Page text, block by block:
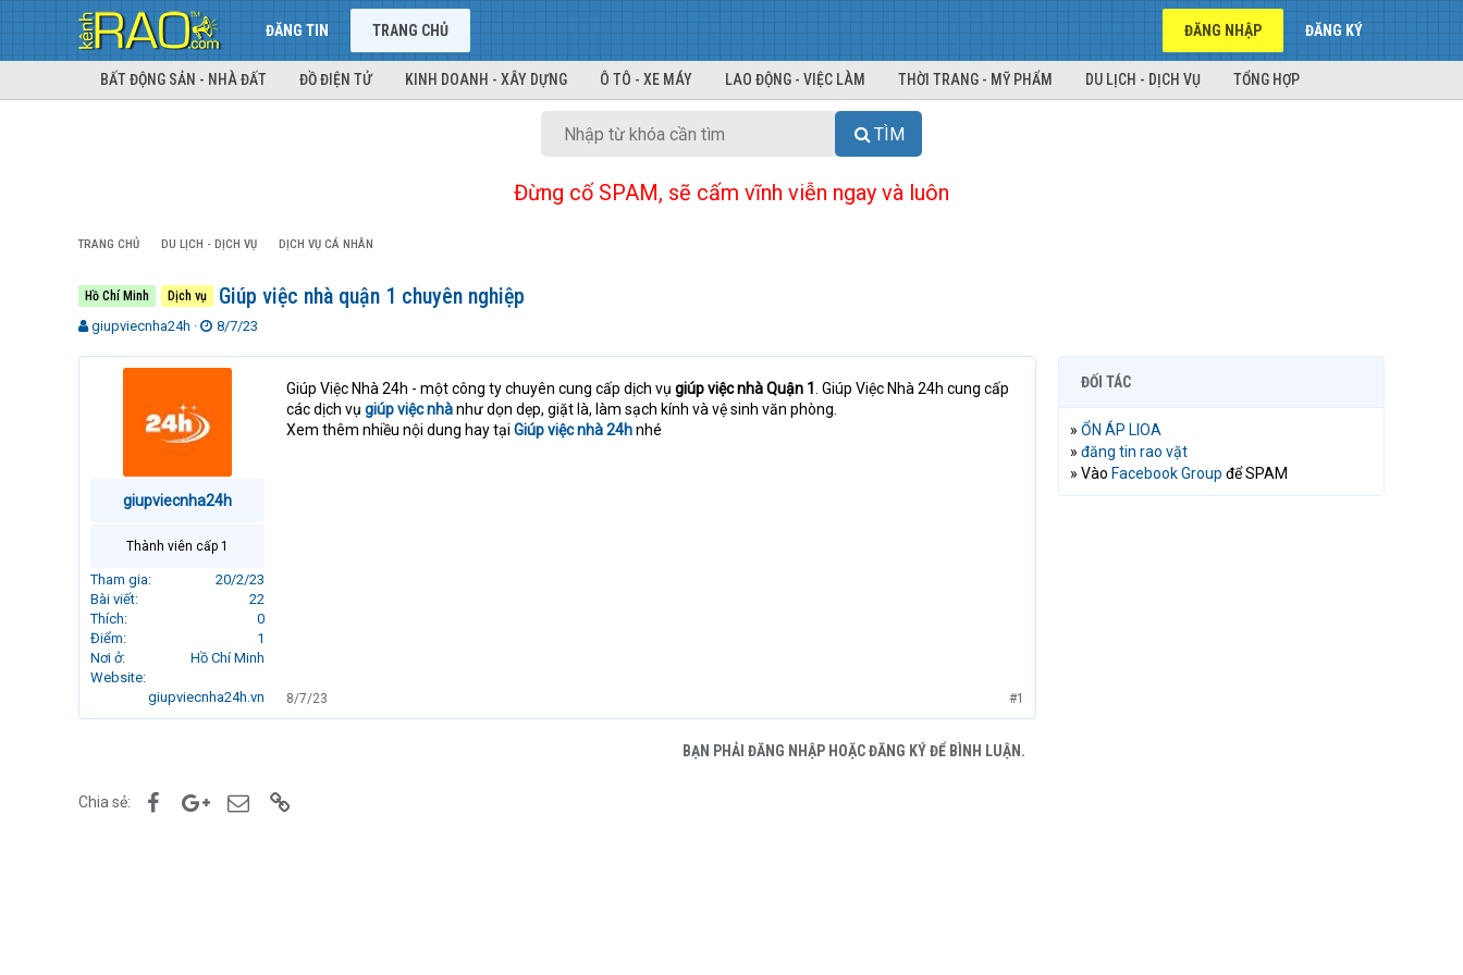
ĐĂNG TIN TRANG CHỦ ĐĂNG NHẬP ĐĂNG KÝ
BẤT ĐỘNG SẢN - NHÀ ĐẤT ĐỒ ĐIỆN TỬ KINH DOANH - XÂY DỰNG Ô TÔ - XE MÁY LAO ĐỘNG - VIỆC LÀM THỜI TRANG - MỸ PHẨM DU LỊCH - DỊCH VỤ TỔNG HỢP
TÌM
Đừng cố SPAM, sẽ cấm vĩnh viễn ngay và luôn
TRANG CHỦ DU LỊCH - DỊCH VỤ DỊCH VỤ CÁ NHÂN
Hồ Chí Minh Dịch vụ Giúp việc nhà quận 1 chuyên nghiệp
T
giupviecnha24h
N
à
8/7/23
giupviecnha24h
Thành viên cấp 1
Tham gia
20/2/23
Bài viết
22
Thích
0
Điểm
1
Nơi ở
Hồ Chí Minh
Website
giupviecnha24h.vn
Giúp Việc Nhà 24h - một công ty chuyên cung cấp dịch vụ giúp việc nhà Quận 1
. Giúp Việc Nhà 24h cung cấp
các dịch vụ giúp việc nhànhư dọn dẹp, giặt là, làm sạch kính và vệ sinh văn phòng.
Xem thêm nhiều nội dung hay tại Giúp việc nhà 24hnhé
8/7/23 #1
BẠN PHẢI ĐĂNG NHẬP HOẶC ĐĂNG KÝ ĐỂ BÌNH LUẬN.
Chia sẻ: FacebookGoogle+Email
ĐỐI TÁC
» ỔN ÁP LIOA
» đăng tin rao vặt
» Vào Facebook Group để SPAM